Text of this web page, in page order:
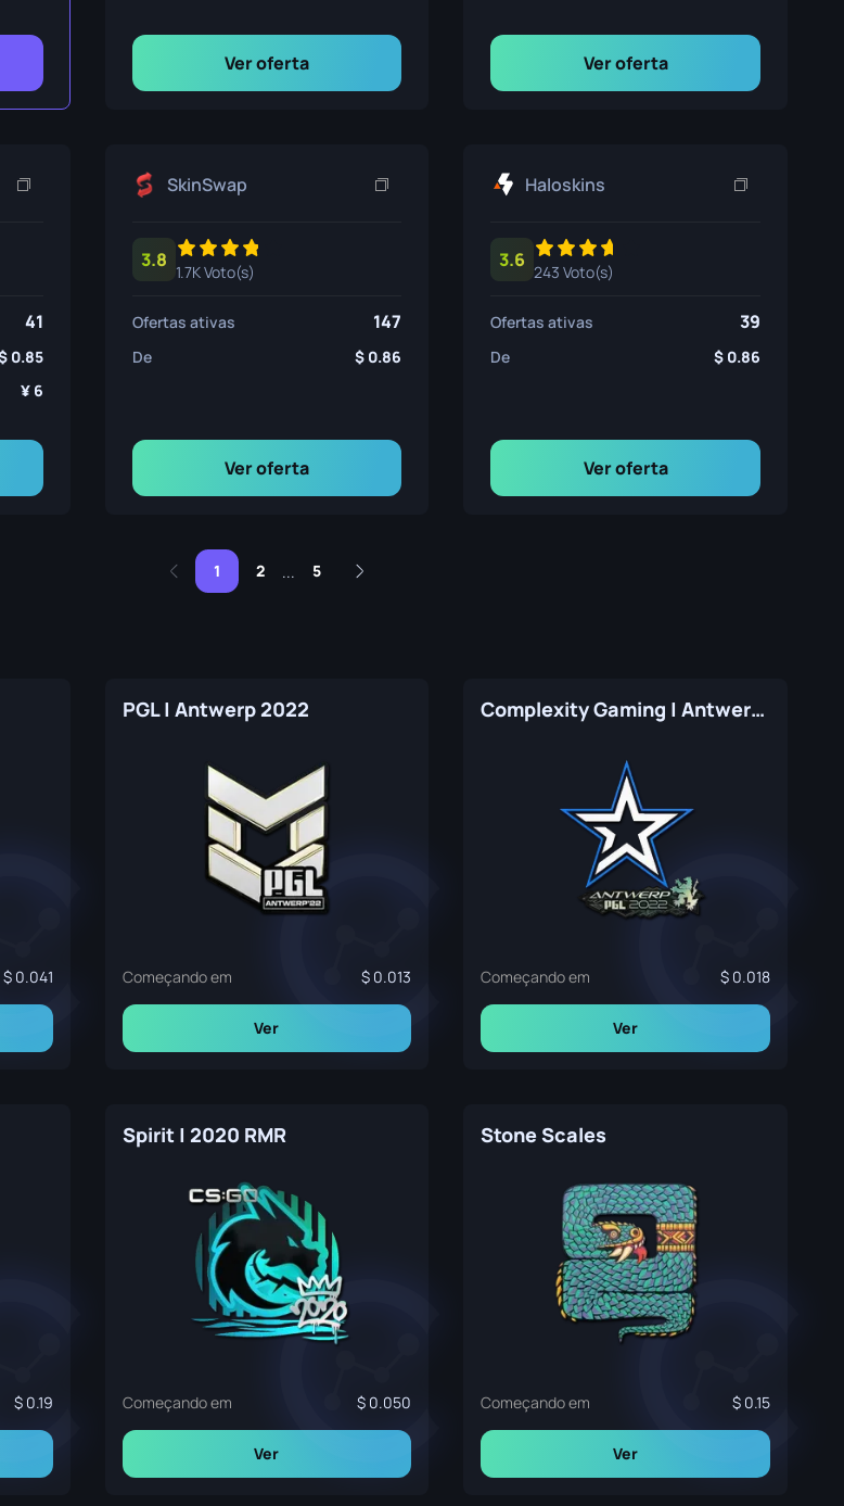
Ver oferta Ver oferta
41
0.85
6
SkinSwap
3.8
1.7K Voto(s)
Ofertas ativas 147
De 0.86
Ver oferta
Haloskins
3.6
243 Voto(s)
Ofertas ativas 39
De 0.86
Ver oferta
1 2 ... 5
0.041
PGL | Antwerp 2022
Começando em 0.013
Ver
Complexity Gaming | Antwerp 2022
Começando em 0.018
Ver
0.19
Spirit | 2020 RMR
Começando em 0.050
Ver
Stone Scales
Começando em 0.15
Ver